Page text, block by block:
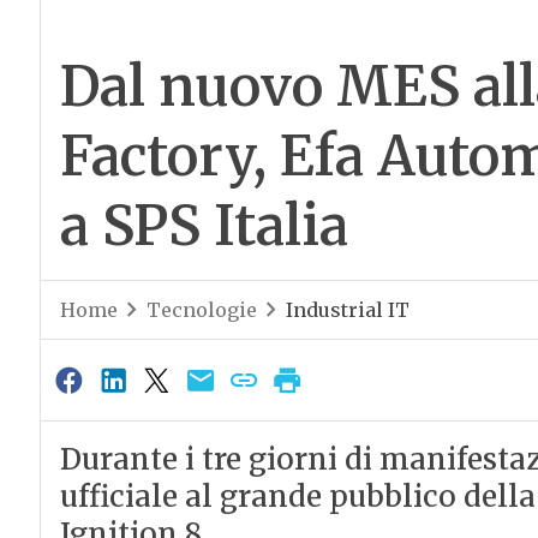
Dal nuovo MES
Factory, Efa
a SPS Italia
Home Tecnologie Industrial IT
Durante i tre giorni di
ufficiale al grande pubblico